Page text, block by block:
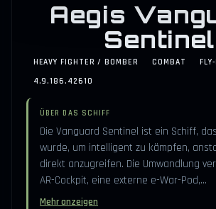
Aegis
Sentinel
HEAVY FIGHTER / BOMBER COMBAT
4.9.186.42610
ÜBER DAS SCHIFF
Die Vanguard Sentinel ist ein Schiff,
wurde, um intelligent zu kämpfen,
direkt anzugreifen. Die Umwandlung
AR-Cockpit, eine externe e-War-Pod,…
Mehr anzeigen